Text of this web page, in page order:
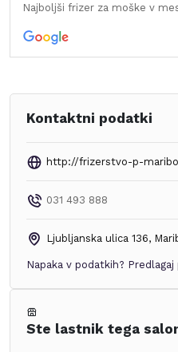
Najboljši frizer za moške v
Kontaktni podatki
http://frizerstvo-p-
031 493 888
Ljubljanska ulica 136,
Napaka v podatkih? Predlagaj
Ste lastnik tega